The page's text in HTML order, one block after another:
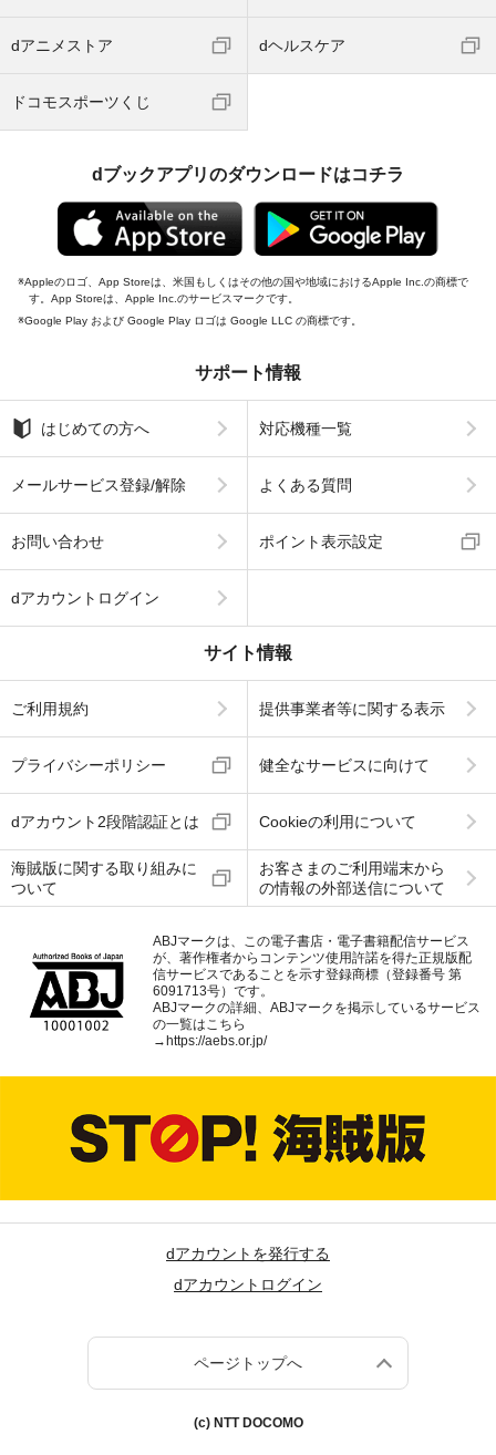
dアニメストア dヘルスケア
ドコモスポーツくじ
dブックアプリのダウンロードはコチラ
Appleのロゴ、App Storeは、米国もしくはその他の国や地域におけるApple Inc.の商標で
す。App Storeは、Apple Inc.のサービスマークです。
Google Play および Google Play ロゴは Google LLC の商標です。
サポート情報
はじめての方へ 対応機種一覧
メールサービス登録/解除 よくある質問
お問い合わせ ポイント表示設定
dアカウントログイン
サイト情報
ご利用規約 提供事業者等に関する表示
プライバシーポリシー 健全なサービスに向けて
dアカウント2段階認証とは Cookieの利用について
海賊版に関する取り組みに
ついて
お客さまのご利用端末から
の情報の外部送信について
ABJマークは、この電子書店・電子書籍配信サービス
が、著作権者からコンテンツ使用許諾を得た正規版配
信サービスであることを示す登録商標（登録番号 第
6091713号）です。
ABJマークの詳細、ABJマークを掲示しているサービス
の一覧はこちら
→ https://aebs.or.jp/
dアカウントを発行する
dアカウントログイン
ページトップへ
(c) NTT DOCOMO